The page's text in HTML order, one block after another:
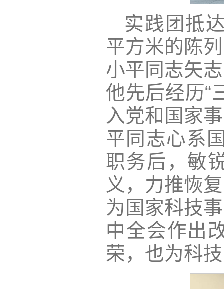
实践团抵
平方米的陈
小平同志矢
他先后经历“
入党和国家
平同志心系
职务后，敏
义，力推恢
为国家科技
中全会作出
荣，也为科